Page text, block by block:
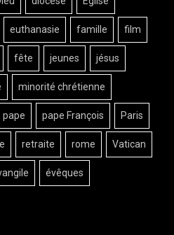
euthanasie famille film
fête jeunes jésus
minorité chrétienne
pape pape François Paris
retraite rome Vatican
évêques